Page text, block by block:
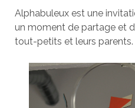
Alphabuleux est une
un moment de partage et
tout-petits et leurs parents.